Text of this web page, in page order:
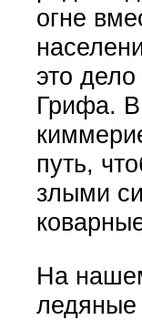
огне
это дело
Грифа.
путь,
злыми
На